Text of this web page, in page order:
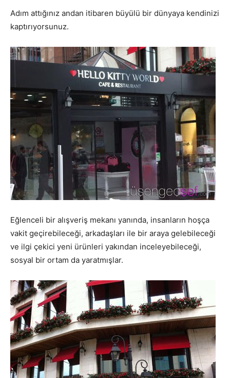
Adım attığınız andan itibaren büyülü bir dünyaya kendinizi
kaptırıyorsunuz.
Eğlenceli bir alışveriş mekanı yanında, insanların hoşça
vakit geçirebileceği, arkadaşları ile bir araya gelebileceği
ve ilgi çekici yeni ürünleri yakından inceleyebileceği,
sosyal bir ortam da yaratmışlar.